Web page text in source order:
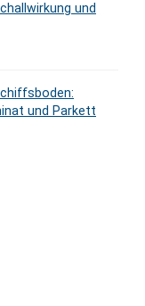
und
und Parkett